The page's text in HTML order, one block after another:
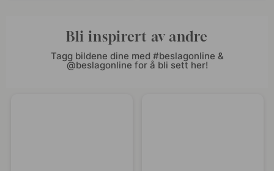
Bli inspirert av andre
Tagg bildene dine med #beslagonline &
@beslagonline for å bli sett her!